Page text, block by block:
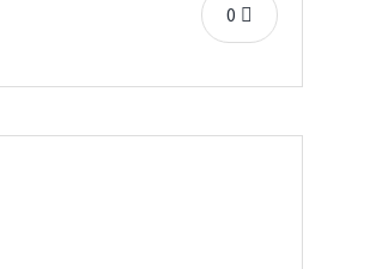
0